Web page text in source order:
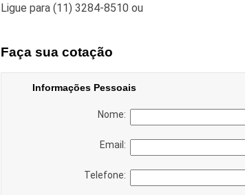
Ligue para (11) 3284-8510ou
Faça sua cotação
Informações Pessoais
Nome:
Email:
Telefone: